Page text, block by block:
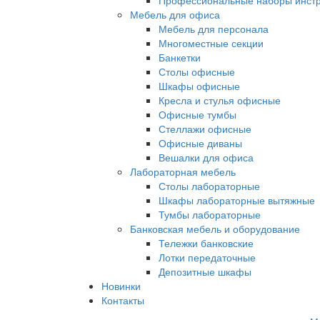
Мебель для офиса
Мебель для персонала
Многоместные секции
Банкетки
Столы офисные
Шкафы офисные
Кресла и стулья офисные
Офисные тумбы
Стеллажи офисные
Офисные диваны
Вешалки для офиса
Лабораторная мебель
Столы лабораторные
Шкафы лабораторные вытяжные
Тумбы лабораторные
Банковская мебель и оборудование
Тележки банковские
Лотки передаточные
Депозитные шкафы
Новинки
Контакты